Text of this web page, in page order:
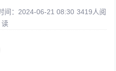
间：2024-06-21 08:30 3419人阅
读